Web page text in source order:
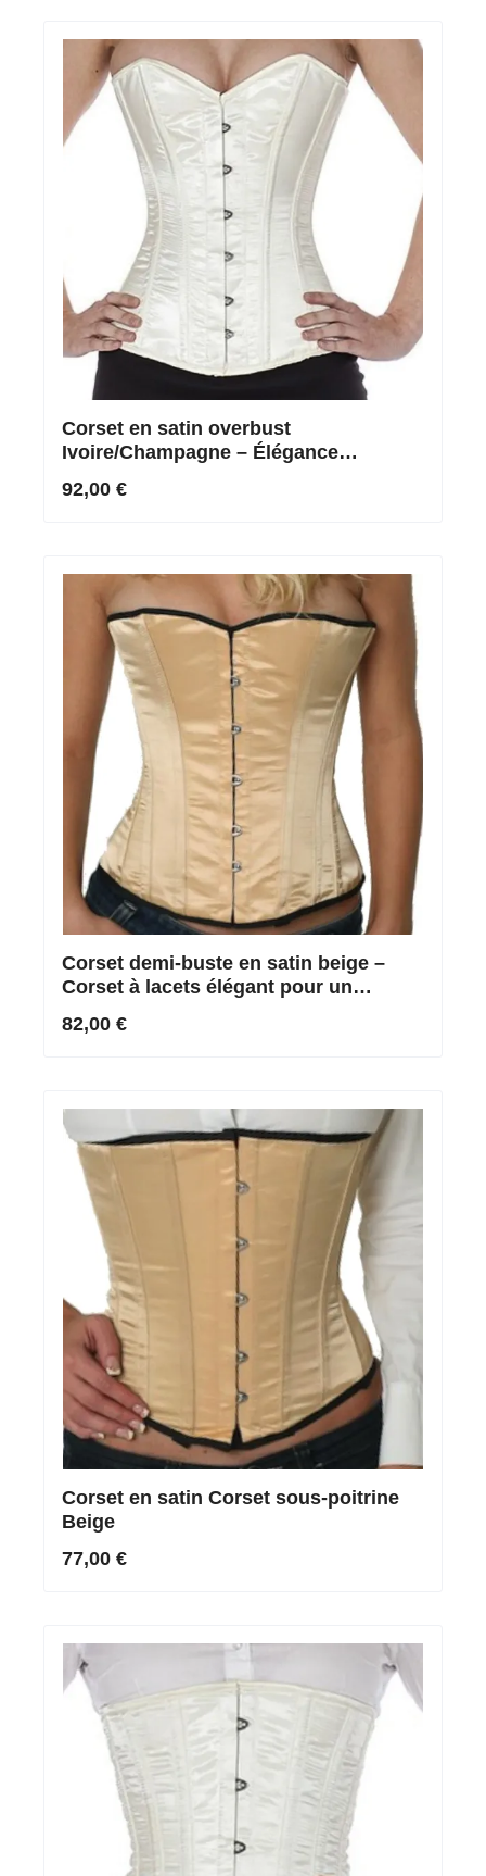
Corset en satin overbust
Ivoire/Champagne – Élégance
92,00 €
Corset demi-buste en satin beige –
Corset à lacets élégant pour un
82,00 €
Corset en satin Corset sous-poitrine
Beige
77,00 €